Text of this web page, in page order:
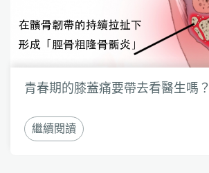
青春期的膝蓋痛要帶去看醫生嗎？
繼續閱讀